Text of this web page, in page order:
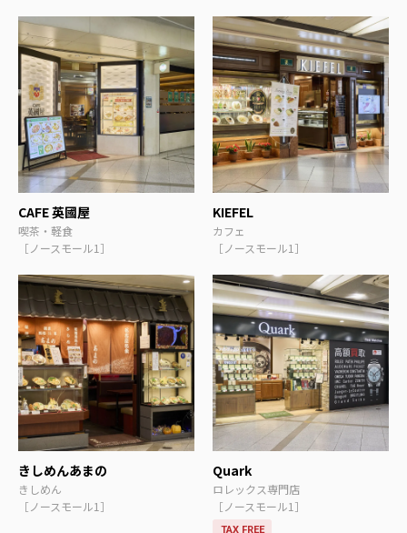
CAFE 英國屋
喫茶・軽食
［ノースモール1］
KIEFEL
カフェ
［ノースモール1］
きしめんあまの
きしめん
［ノースモール1］
Quark
ロレックス専門店
［ノースモール1］
TAX FREE